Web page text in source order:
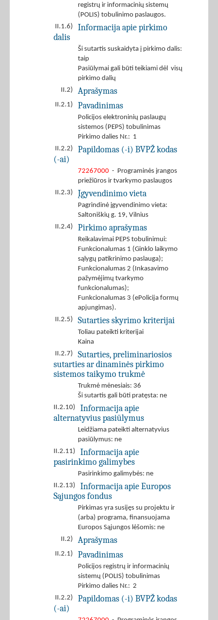
registrų ir informacinių sistemų
(POLIS) tobulinimo paslaugos.
II.1.6)
Informacija apie pirkimo
dalis
Ši sutartis suskaidyta į pirkimo dalis:
taip
Pasiūlymai gali būti teikiami dėl visų
pirkimo dalių
II.2)
Aprašymas
II.2.1) Pavadinimas
Policijos elektroninių paslaugų
sistemos (PEPS) tobulinimas
Pirkimo dalies Nr.: 1
II.2.2)
Papildomas (-i) BVPŽ kodas
(-ai)
72267000 - Programinės įrangos
priežiūros ir tvarkymo paslaugos
II.2.3)
Įgyvendinimo vieta
Pagrindinė įgyvendinimo vieta:
Saltoniškių g. 19, Vilnius
II.2.4)
Pirkimo aprašymas
Reikalavimai PEPS tobulinimui:
Funkcionalumas 1 (Ginklo laikymo
sąlygų patikrinimo paslauga);
Funkcionalumas 2 (Inkasavimo
pažymėjimų tvarkymo
funkcionalumas);
Funkcionalumas 3 (ePolicija formų
apjungimas).
II.2.5)
Sutarties skyrimo kriterijai
Toliau pateikti kriterijai
Kaina
II.2.7)
Sutarties, preliminariosios
sutarties ar dinaminės pirkimo
sistemos taikymo trukmė
Trukmė mėnesiais: 36
Ši sutartis gali būti pratęsta: ne
II.2.10)
Informacija apie
alternatyvius pasiūlymus
Leidžiama pateikti alternatyvius
pasiūlymus: ne
II.2.11)
Informacija apie
pasirinkimo galimybes
Pasirinkimo galimybės: ne
II.2.13)
Informacija apie Europos
Sąjungos fondus
Pirkimas yra susijęs su projektu ir
(arba) programa, finansuojama
Europos Sąjungos lėšomis: ne
II.2)
Aprašymas
II.2.1) Pavadinimas
Policijos registrų ir informacinių
sistemų (POLIS) tobulinimas
Pirkimo dalies Nr.: 2
II.2.2)
Papildomas (-i) BVPŽ kodas
(-ai)